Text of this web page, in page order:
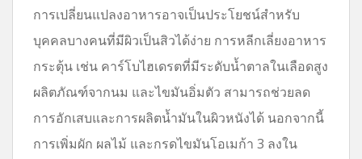
การเปลี่ยนแปลงอาหารอาจเป็นประโยชน์สำหรับ
บุคคลบางคนที่มีผิวเป็นสิวได้ง่าย การหลีกเลี่ยงอาหาร
กระตุ้น เช่น คาร์โบไฮเดรตที่มีระดับน้ำตาลในเลือดสูง
ผลิตภัณฑ์จากนม และไขมันอิ่มตัว สามารถช่วยลด
การอักเสบและการผลิตน้ำมันในผิวหนังได้ นอกจากนี้
การเพิ่มผัก ผลไม้ และกรดไขมันโอเมก้า 3 ลงใน